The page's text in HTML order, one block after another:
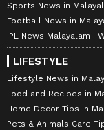
Sports News in
Football News in
IPL News Malayalam
LIFESTYLE
Lifestyle News in
Food and Recipes in
Home Decor Tips in
Pets & Animals Care